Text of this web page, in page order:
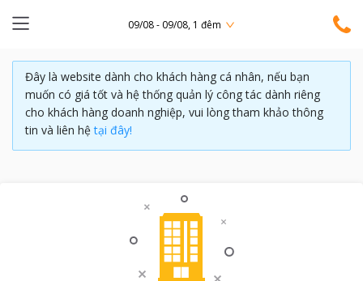
09/08 - 09/08, 1 đêm
Đây là website dành cho khách hàng cá nhân, nếu bạn
muốn có giá tốt và hệ thống quản lý công tác dành riêng
cho khách hàng doanh nghiệp, vui lòng tham khảo thông
tin và liên hệ tại đây!